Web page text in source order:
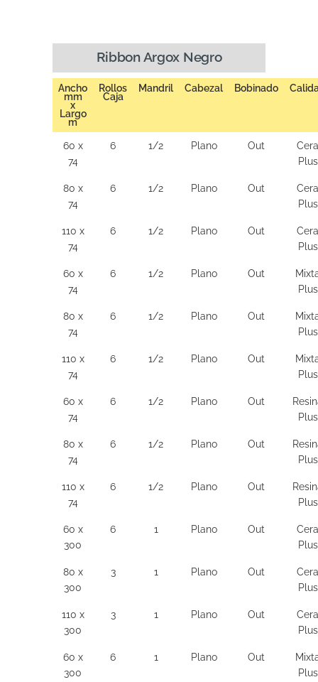
Ribbon Argox Negro
Ancho
mm
x
Largo
m
Rollos
Caja
Mandril Cabezal Bobinado
60 x
74
6 1/2 Plano Out
Cera
Plus
80 x
74
6 1/2 Plano Out
Cera
Plus
110 x
74
6 1/2 Plano Out
Cera
Plus
60 x
74
6 1/2 Plano Out
Plus
80 x
74
6 1/2 Plano Out
Plus
110 x
74
6 1/2 Plano Out
Plus
60 x
74
6 1/2 Plano Out
Plus
80 x
74
6 1/2 Plano Out
Plus
110 x
74
6 1/2 Plano Out
Plus
60 x
300
6 1 Plano Out
Cera
Plus
80 x
300
3 1 Plano Out
Cera
Plus
110 x
300
3 1 Plano Out
Cera
Plus
60 x
300
6 1 Plano Out
Plus